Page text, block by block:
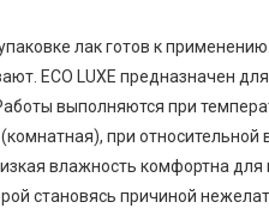
лак готов к
ECO LUXE предназначен
выполняются при
при
влажность комфортна
становясь причиной